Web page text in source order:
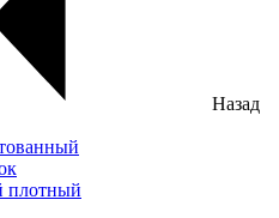
Назад
плотный